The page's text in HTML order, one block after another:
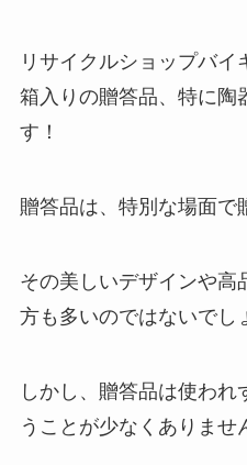
リサイクルショップバ
箱入りの贈答品、特に陶
す！
贈答品は、特別な場面で
その美しいデザインや高
方も多いのではないでし
しかし、贈答品は使われ
うことが少なくありませ